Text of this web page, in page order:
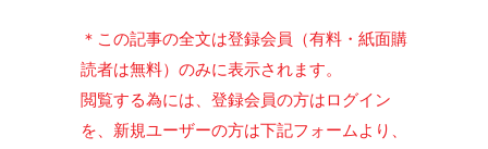
＊この記事の全文は登録会員（有料・紙面購
読者は無料）のみに表示されます。
閲覧する為には、登録会員の方はログイン
を、新規ユーザーの方は下記フォームより、